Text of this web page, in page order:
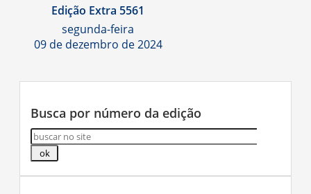
Edição Extra 5561
segunda-feira
09 de dezembro de 2024
Busca por número da edição